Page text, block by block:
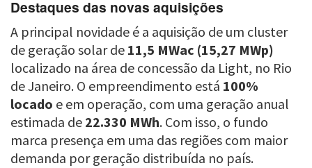
Destaques das novas aquisições
A principal novidade é a aquisição de um cluster
de geração solar de 11,5 MWac (15,27 MWp)
localizado na área de concessão da Light, no Rio
de Janeiro. O empreendimento está 100%
locado e em operação, com uma geração anual
estimada de 22.330 MWh. Com isso, o fundo
marca presença em uma das regiões com maior
demanda por geração distribuída no país.